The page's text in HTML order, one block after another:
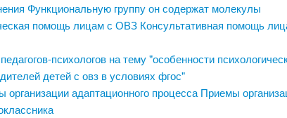
Функциональную группу он содержат молекулы
помощь лицам с ОВЗ Консультативная помощь
психологов на тему "особенности
детей с овз в условиях фгос"
организации адаптационного процесса Приемы